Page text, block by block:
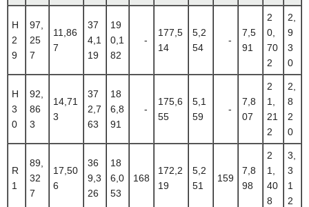
H
2
9
97,
25
7
11,86
7
37
4,1
19
19
0,1
82
-
177,5
14
5,2
54
-
7,5
91
2
0,
70
2
2,
9
3
0
H
3
0
92,
86
3
14,71
3
37
2,7
63
18
6,8
91
-
175,6
55
5,1
59
-
7,8
07
2
1,
21
2
2,
8
2
0
R
1
89,
32
7
17,50
6
36
9,3
26
18
6,0
53
168
172,2
19
5,2
51
159
7,8
98
2
1,
40
8
3,
3
1
2